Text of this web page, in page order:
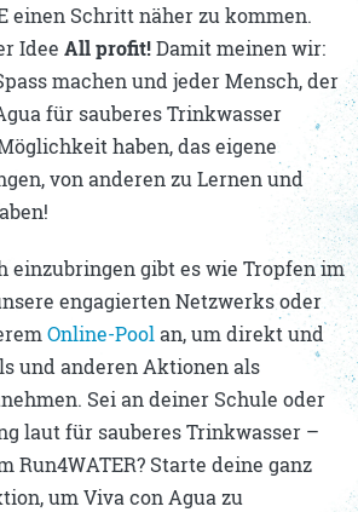
einen Schritt näher zu kommen.
Idee All profit!Damit meinen wir:
machen und jeder Mensch, der
für sauberes Trinkwasser
haben, das eigene
von anderen zu Lernen und
einzubringen gibt es wie Tropfen im
engagierten Netzwerks oder
Online-Poolan, um direkt und
und anderen Aktionen als
Sei an deiner Schule oder
laut für sauberes Trinkwasser –
Run4WATER? Starte deine ganz
um Viva con Agua zu